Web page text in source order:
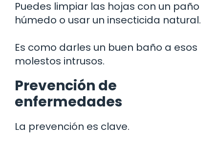
Puedes limpiar las hojas con un paño
húmedo o usar un insecticida natural.
Es como darles un buen baño a esos
molestos intrusos.
Prevención de
enfermedades
La prevención es clave.